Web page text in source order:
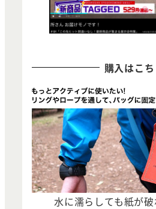
購入はこ
水に濡らしても紙が